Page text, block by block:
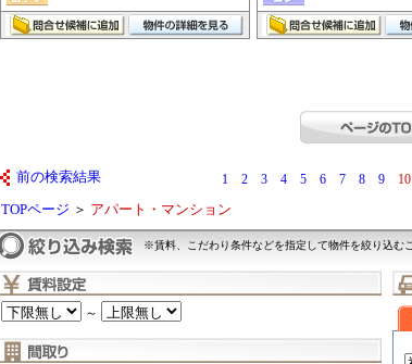
前の検索結果 1 2 3 4 5 6 7 8 9 10
TOPページ ＞ アパート・マンション
※賃料、こだわり条件などを指定して物件を絞り込む
～